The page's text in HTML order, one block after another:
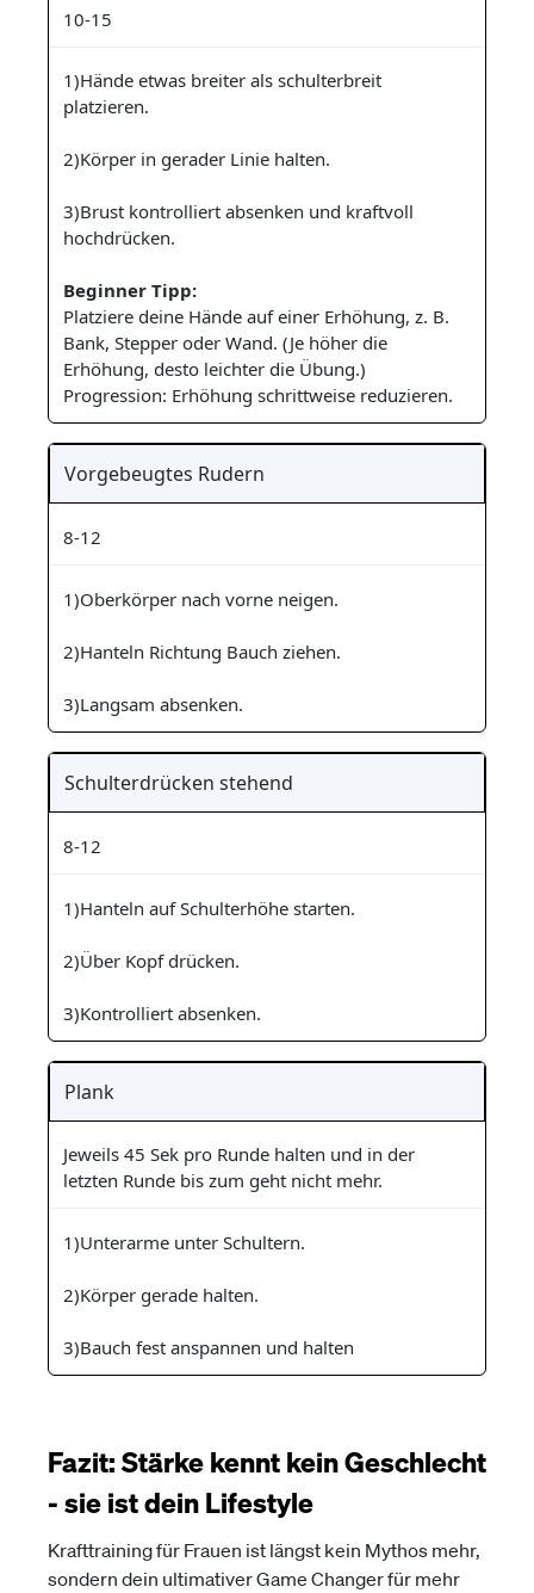
10-15
1)Hände etwas breiter als schulterbreit
platzieren.
2)Körper in gerader Linie halten.
3)Brust kontrolliert absenken und kraftvoll
hochdrücken.
Beginner Tipp:
Platziere deine Hände auf einer Erhöhung, z. B.
Bank, Stepper oder Wand. (Je höher die
Erhöhung, desto leichter die Übung.)
Progression: Erhöhung schrittweise reduzieren.
Vorgebeugtes Rudern
8-12
1)Oberkörper nach vorne neigen.
2)Hanteln Richtung Bauch ziehen.
3)Langsam absenken.
Schulterdrücken stehend
8-12
1)Hanteln auf Schulterhöhe starten.
2)Über Kopf drücken.
3)Kontrolliert absenken.
Plank
Jeweils 45 Sek pro Runde halten und in der
letzten Runde bis zum geht nicht mehr.
1)Unterarme unter Schultern.
2)Körper gerade halten.
3)Bauch fest anspannen und halten
Fazit: Stärke kennt kein Geschlecht
- sie ist dein Lifestyle
Krafttraining für Frauen ist längst kein Mythos mehr,
sondern dein ultimativer Game Changer für mehr